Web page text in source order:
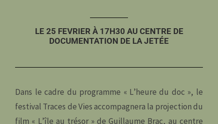
LE 25 FEVRIER À 17H30 AU CENTRE DE
DOCUMENTATION DE LA JETÉE
Dans le cadre du programme « L’heure du doc », le
festival Traces de Vies accompagnera la projection du
film « L’île au trésor » de Guillaume Brac, au centre